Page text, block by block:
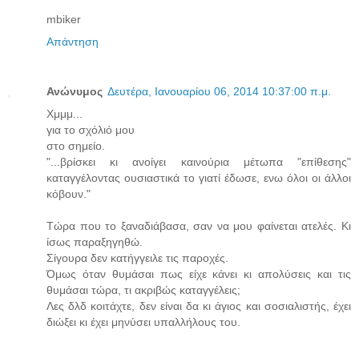
mbiker
Απάντηση
Ανώνυμος Δευτέρα, Ιανουαρίου 06, 2014 10:37:00 π.μ.
Χμμμ...
για το σχόλιό μου
στο σημείο.
"...βρίσκει κι ανοίγει καινούρια μέτωπα "επίθεσης"
καταγγέλοντας ουσιαστικά το γιατί έδωσε, ενω όλοι οι άλλοι
κόβουν."
Τώρα που το ξαναδιάβασα, σαν να μου φαίνεται ατελές. Κι
ίσως παραξηγηθώ.
Σίγουρα δεν κατήγγειλε τις παροχές.
Όμως όταν θυμάσαι πως είχε κάνει κι απολύσεις και τις
θυμάσαι τώρα, τι ακριβώς καταγγέλεις;
Λες δλδ κοιτάχτε, δεν είναι δα κι άγιος και σοσιαλιστής, έχει
διώξει κι έχει μηνύσει υπαλλήλους του.